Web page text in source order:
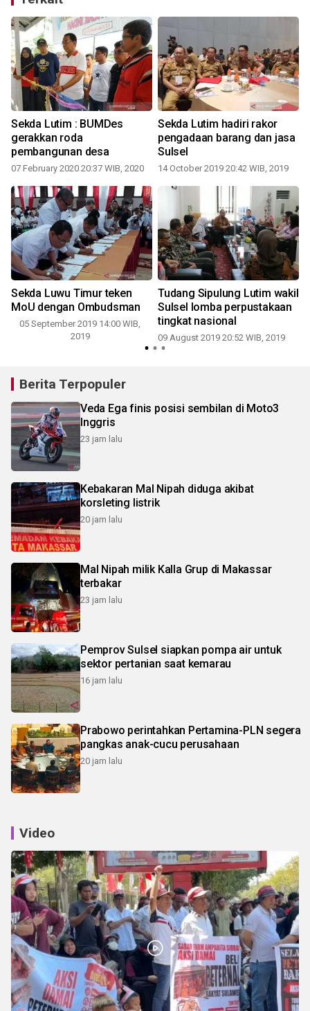
Sekda Lutim : BUMDes
gerakkan roda
pembangunan desa
07 February 2020 20:37 WIB, 2020
Sekda Lutim hadiri rakor
pengadaan barang dan jasa
Sulsel
14 October 2019 20:42 WIB, 2019
Sekda Luwu Timur teken
MoU dengan Ombudsman
05 September 2019 14:00 WIB,
2019
Tudang Sipulung Lutim wakil
Sulsel lomba perpustakaan
tingkat nasional
09 August 2019 20:52 WIB, 2019
Berita Terpopuler
Veda Ega finis posisi sembilan di Moto3
Inggris
23 jam lalu
Kebakaran Mal Nipah diduga akibat
korsleting listrik
20 jam lalu
Mal Nipah milik Kalla Grup di Makassar
terbakar
23 jam lalu
Pemprov Sulsel siapkan pompa air untuk
sektor pertanian saat kemarau
16 jam lalu
Prabowo perintahkan Pertamina-PLN segera
pangkas anak-cucu perusahaan
20 jam lalu
Video